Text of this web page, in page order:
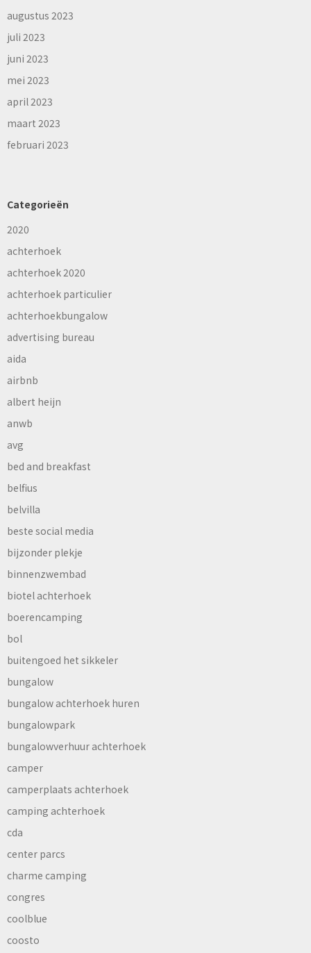
augustus 2023
juli 2023
juni 2023
mei 2023
april 2023
maart 2023
februari 2023
Categorieën
2020
achterhoek
achterhoek 2020
achterhoek particulier
achterhoekbungalow
advertising bureau
aida
airbnb
albert heijn
anwb
avg
bed and breakfast
belfius
belvilla
beste social media
bijzonder plekje
binnenzwembad
biotel achterhoek
boerencamping
bol
buitengoed het sikkeler
bungalow
bungalow achterhoek huren
bungalowpark
bungalowverhuur achterhoek
camper
camperplaats achterhoek
camping achterhoek
cda
center parcs
charme camping
congres
coolblue
coosto